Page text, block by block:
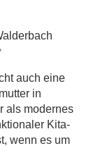
auch eine
in
als modernes
Kita-
wenn es um